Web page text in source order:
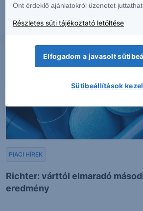
2026. augusztus 7.
Richter: várttól elmaradó
eredmény
PIACI HÍREK
Önt érdeklő ajánlatokról üzenetet
Részletes süti tájékoztató letöltése
Elfogadom a javasolt
Sütibeállítások